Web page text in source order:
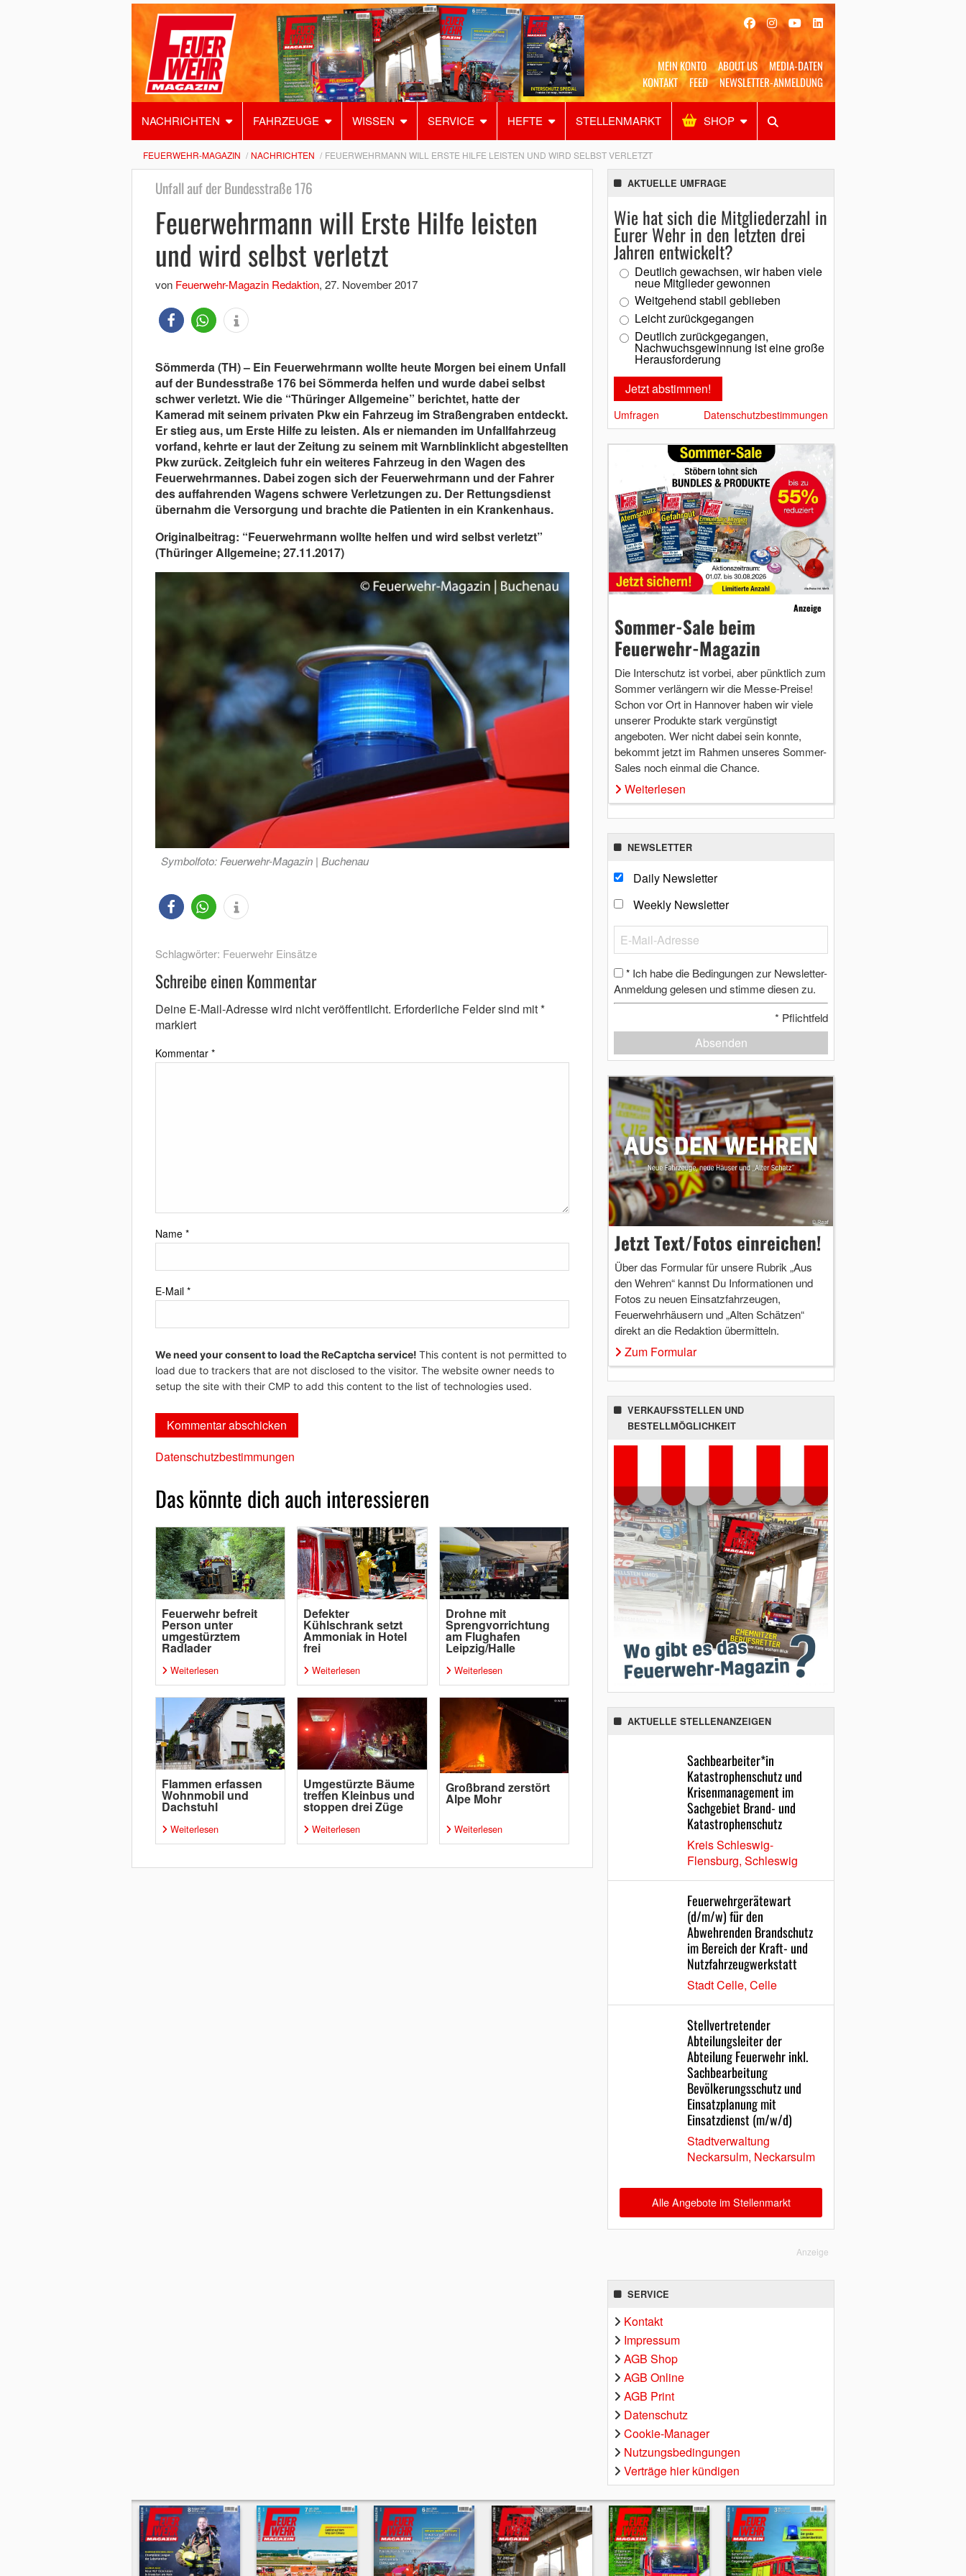
MEIN KONTO ABOUT US
MEDIA-DATEN
KONTAKT
FEED NEWSLETTER-ANMELDUNG
NACHRICHTEN FAHRZEUGE WISSEN SERVICE HEFTE STELLENMARKT SHOP
Alles Shop SUCHEN
FEUERWEHR-MAGAZIN NACHRICHTEN FEUERWEHRMANN WILL ERSTE HILFE LEISTEN UND WIRD SELBST VERLETZT
Unfall auf der Bundesstraße 176
Feuerwehrmann will Erste Hilfe leisten
und wird selbst verletzt
von Feuerwehr-Magazin Redaktion, 27. November 2017
Sömmerda (TH) – Ein Feuerwehrmann wollte heute Morgen bei einem Unfall
auf der Bundesstraße 176 bei Sömmerda helfen und wurde dabei selbst
schwer verletzt. Wie die “Thüringer Allgemeine” berichtet, hatte der
Kamerad mit seinem privaten Pkw ein Fahrzeug im Straßengraben entdeckt.
Er stieg aus, um Erste Hilfe zu leisten. Als er niemanden im Unfallfahrzeug
vorfand, kehrte er laut der Zeitung zu seinem mit Warnblinklicht abgestellten
Pkw zurück. Zeitgleich fuhr ein weiteres Fahrzeug in den Wagen des
Feuerwehrmannes. Dabei zogen sich der Feuerwehrmann und der Fahrer
des auffahrenden Wagens schwere Verletzungen zu. Der Rettungsdienst
übernahm die Versorgung und brachte die Patienten in ein Krankenhaus.
Originalbeitrag: “Feuerwehrmann wollte helfen und wird selbst verletzt”
(Thüringer Allgemeine; 27.11.2017)
Symbolfoto: Feuerwehr-Magazin | Buchenau
Schlagwörter: Feuerwehr Einsätze
Schreibe einen Kommentar
Deine E-Mail-Adresse wird nicht veröffentlicht. Erforderliche Felder sind mit*
markiert
Kommentar *
Name *
E-Mail *
We need your consent to load the ReCaptcha service! This content is not permitted to
load due to trackers that are not disclosed to the visitor. The website owner needs to
setup the site with their CMP to add this content to the list of technologies used.
Datenschutzbestimmungen
Das könnte dich auch interessieren
Feuerwehr befreit
Person unter
umgestürztem
Radlader
Weiterlesen
Defekter
Kühlschrank setzt
Ammoniak in Hotel
frei
Weiterlesen
Drohne mit
Sprengvorrichtung
am Flughafen
Leipzig/Halle
Weiterlesen
Flammen erfassen
Wohnmobil und
Dachstuhl
Weiterlesen
Umgestürzte Bäume
treffen Kleinbus und
stoppen drei Züge
Weiterlesen
Großbrand zerstört
Alpe Mohr
Weiterlesen
AKTUELLE UMFRAGE
Wie hat sich die Mitgliederzahl in
Eurer Wehr in den letzten drei
Jahren entwickelt?
Deutlich gewachsen, wir haben viele
neue Mitglieder gewonnen
Weitgehend stabil geblieben
Leicht zurückgegangen
Deutlich zurückgegangen,
Nachwuchsgewinnung ist eine große
Herausforderung
Umfragen Datenschutzbestimmungen
Anzeige
Sommer-Sale beim
Feuerwehr-Magazin
Die Interschutz ist vorbei, aber pünktlich zum
Sommer verlängern wir die Messe-Preise!
Schon vor Ort in Hannover haben wir viele
unserer Produkte stark vergünstigt
angeboten. Wer nicht dabei sein konnte,
bekommt jetzt im Rahmen unseres Sommer-
Sales noch einmal die Chance.
Weiterlesen
NEWSLETTER
Daily Newsletter
Weekly Newsletter
* Ich habe die Bedingungen zur Newsletter-
Anmeldung gelesen und stimme diesen zu.
* Pflichtfeld
Absenden
Jetzt Text/Fotos einreichen!
Über das Formular für unsere Rubrik „Aus
den Wehren“ kannst Du Informationen und
Fotos zu neuen Einsatzfahrzeugen,
Feuerwehrhäusern und „Alten Schätzen“
direkt an die Redaktion übermitteln.
Zum Formular
VERKAUFSSTELLEN UND
BESTELLMÖGLICHKEIT
AKTUELLE STELLENANZEIGEN
Sachbearbeiter*in
Katastrophenschutz und
Krisenmanagement im
Sachgebiet Brand- und
Katastrophenschutz
Kreis Schleswig-
Flensburg, Schleswig
Feuerwehrgerätewart
(d/m/w) für den
Abwehrenden Brandschutz
im Bereich der Kraft- und
Nutzfahrzeugwerkstatt
Stadt Celle, Celle
Stellvertretender
Abteilungsleiter der
Abteilung Feuerwehr inkl.
Sachbearbeitung
Bevölkerungsschutz und
Einsatzplanung mit
Einsatzdienst (m/w/d)
Stadtverwaltung
Neckarsulm, Neckarsulm
Alle Angebote im Stellenmarkt
Anzeige
SERVICE
Kontakt
Impressum
AGB Shop
AGB Online
AGB Print
Datenschutz
Cookie-Manager
Nutzungsbedingungen
Verträge hier kündigen